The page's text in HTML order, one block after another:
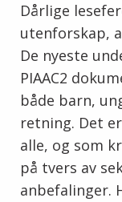
Dårlige
utenforskap,
De nyeste
PIAAC2
både barn,
retning. Det
alle, og som
på tvers av
anbefalinger.